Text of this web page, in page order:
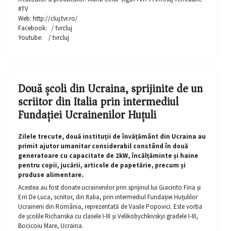
#TV
Web: http://cluj.tvr.ro/
Facebook: / tvrcluj
Youtube: / tvrcluj
Două școli din Ucraina, sprijinite de un
scriitor din Italia prin intermediul
Fundației Ucrainenilor Huțuli
Zilele trecute, două instituții de învățământ din Ucraina au
primit ajutor umanitar considerabil constând în două
generatoare cu capacitate de 2kW, încălțăminte și haine
pentru copii, jucării, articole de papetărie, precum și
produse alimentare.
Acestea au fost donate ucrainenilor prin sprijinul lui Giacinto Fina și
Erri De Luca, scriitor, din Italia, prin intermediul Fundației Huțulilor
Ucraineni din România, reprezentată de Vasile Popovici. Este vorba
de școlile Richanska cu clasele I-III și Velikobychkivskyi gradele I-III,
Bocicoiu Mare, Ucraina.